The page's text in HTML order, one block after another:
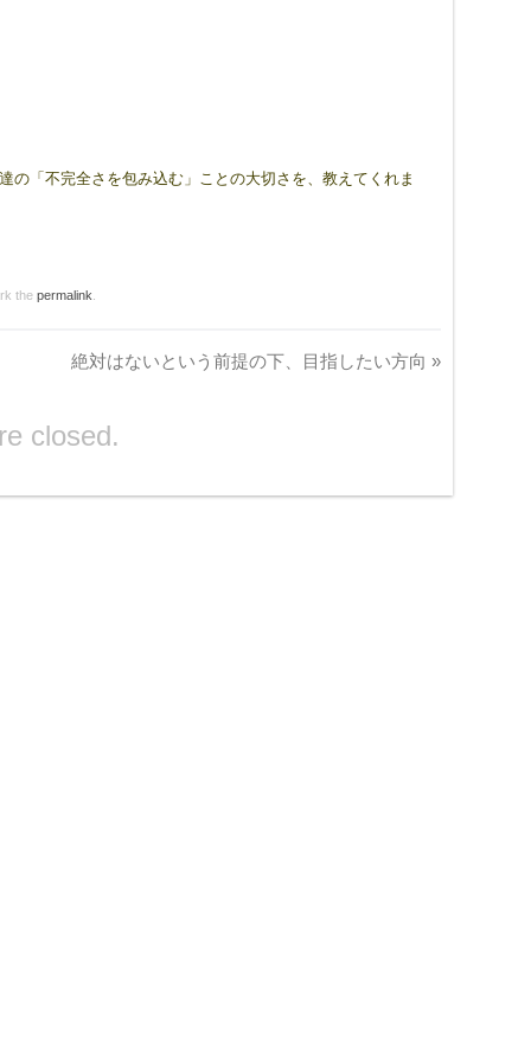
「不完全さを包み込む」ことの大切さを、教えてくれま
thepermalink
絶対はないという前提の下、目指したい方向 »
closed.